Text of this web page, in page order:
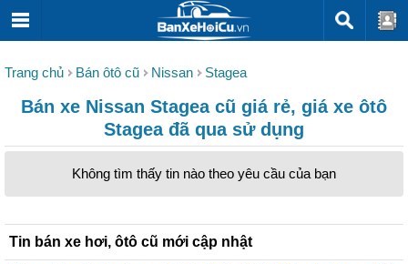
Trang chủ Bán ôtô cũ Nissan Stagea
Bán xe Nissan Stagea cũ giá rẻ, giá xe ôtô
Stagea đã qua sử dụng
Không tìm thấy tin nào theo yêu cầu của bạn
Tin bán xe hơi, ôtô cũ mới cập nhật